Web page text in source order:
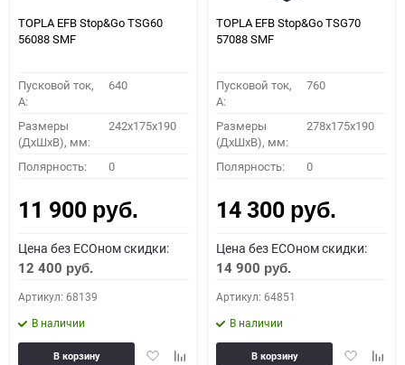
TOPLA EFB Stop&Go TSG60
56088 SMF
Пусковой ток,
A:
640
Размеры
(ДхШхВ), мм:
242x175x190
Полярность: 0
11 900 руб.
Цена без ECOном скидки:
12 400 руб.
Артикул: 68139
В наличии
ДобавитьДобавить
В корзину
TOPLA EFB Stop&Go TSG70
57088 SMF
Пусковой ток,
A:
760
Размеры
(ДхШхВ), мм:
278x175x190
Полярность: 0
14 300 руб.
Цена без ECOном скидки:
14 900 руб.
Артикул: 64851
В наличии
Добавить
В корзину